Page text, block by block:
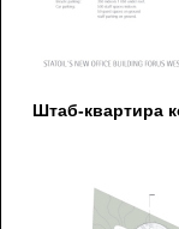
Штаб-квартира